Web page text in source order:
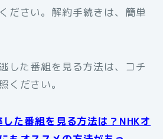
ださい。解約手続きは、簡単
した番組を見る方法は、コチ
ください。
した番組を見る方法は？NHKオ